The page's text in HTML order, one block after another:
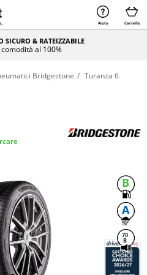
Aiuto Carrello
SICURO & RATEIZZABILE
al 100%
Bridgestone
Turanza 6
B
A
70
B